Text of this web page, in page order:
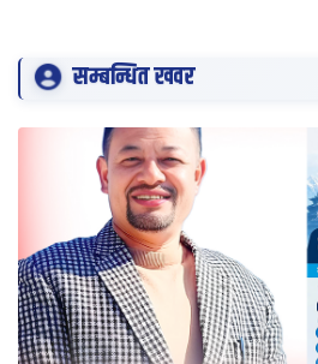
सम्बन्धित खवर